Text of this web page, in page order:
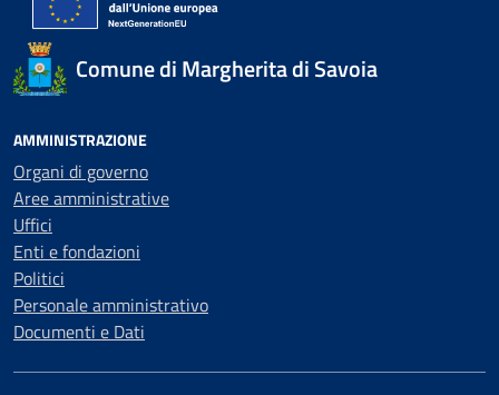
Comune di Margherita di Savoia
AMMINISTRAZIONE
Organi di governo
Aree amministrative
Uffici
Enti e fondazioni
Politici
Personale amministrativo
Documenti e Dati